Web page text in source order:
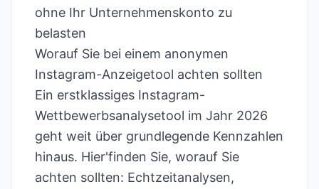
ohne Ihr Unternehmenskonto zu
belasten
Worauf Sie bei einem anonymen
Instagram-Anzeigetool achten sollten
Ein erstklassiges Instagram-
Wettbewerbsanalysetool im Jahr 2026
geht weit über grundlegende Kennzahlen
hinaus. Hier'finden Sie, worauf Sie
achten sollten: Echtzeitanalysen,